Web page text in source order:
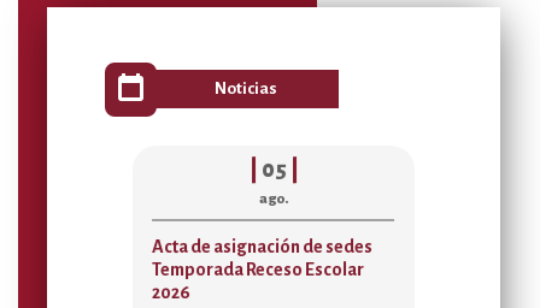
calendar_today Noticias
05
ago.
Acta de asignación de sedes
Temporada Receso Escolar
2026